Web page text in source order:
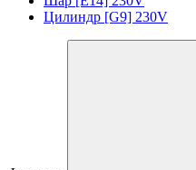
Цилиндр [G9] 230V